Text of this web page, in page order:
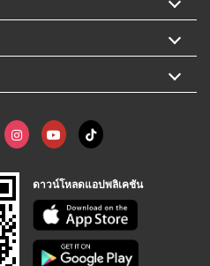
ดาวน์โหลดแอปพลิเคชัน